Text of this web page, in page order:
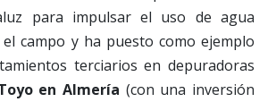
para impulsar el uso de agua
campo y ha puesto como ejemplo
terciarios en depuradoras
en Almería (con una inversión